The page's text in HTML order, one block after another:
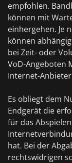
empfohlen.
können mit
einhergehen. Je
können
bei Zeit- oder
VoD-Angeboten
Internet-
Es obliegt dem
Endgerät die
für das
hat. Bei der
rechtswidrigen